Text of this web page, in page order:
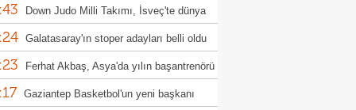
Down Judo Milli Takımı, İsveç'te dünya
oldu
Galatasaray'ın stoper adayları belli oldu
Ferhat Akbaş, Asya'da yılın başantrenörü
Gaziantep Basketbol'un yeni başkanı